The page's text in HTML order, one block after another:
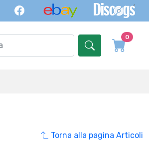
0
Torna alla pagina Articoli